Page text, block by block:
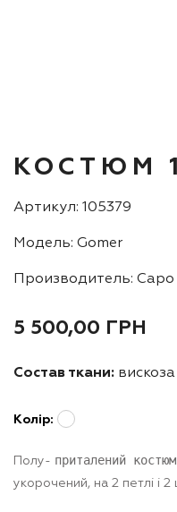
КОСТЮМ
Артикул: 105379
Модель: Gomer
Производитель:
5 500,00 ГРН
Состав ткани: вискоза
Колір:
Полу- приталений костюм
укорочений, на 2 петлі і 2